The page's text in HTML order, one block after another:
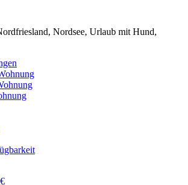
Nordsee, Urlaub mit Hund,